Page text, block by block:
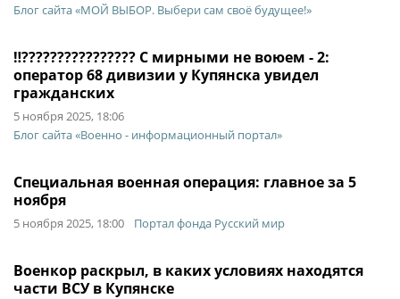
Блог сайта «МОЙ ВЫБОР. Выбери сам своё будущее!»
‼️???????????????? С мирными не воюем - 2:
оператор 68 дивизии у Купянска увидел
гражданских
5 ноября 2025, 18:06
Блог сайта «Военно - информационный портал»
Специальная военная операция: главное за 5
ноября
5 ноября 2025, 18:00 Портал фонда Русский мир
Военкор раскрыл, в каких условиях находятся
части ВСУ в Купянске